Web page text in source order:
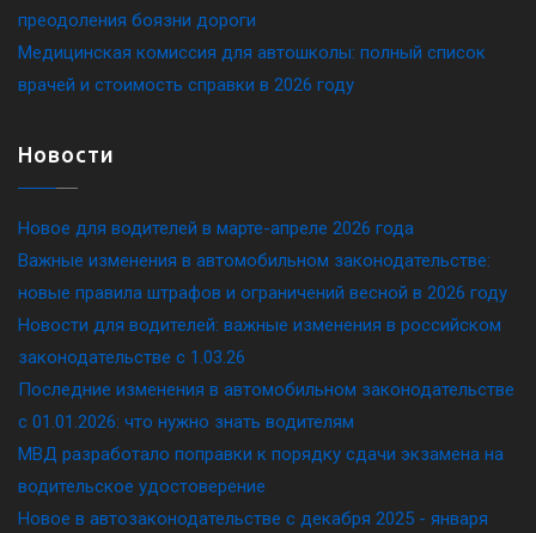
преодоления боязни дороги
Медицинская комиссия для автошколы: полный список
врачей и стоимость справки в 2026 году
Новости
Новое для водителей в марте-апреле 2026 года
Важные изменения в автомобильном законодательстве:
новые правила штрафов и ограничений весной в 2026 году
Новости для водителей: важные изменения в российском
законодательстве c 1.03.26
Последние изменения в автомобильном законодательстве
c 01.01.2026: что нужно знать водителям
МВД разработало поправки к порядку сдачи экзамена на
водительское удостоверение
Новое в автозаконодательстве с декабря 2025 - января